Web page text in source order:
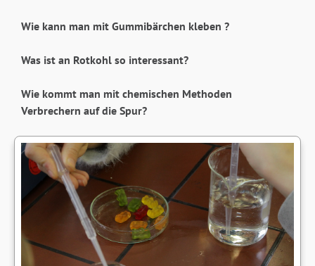
Wie kann man mit Gummibärchen kleben ?
Was ist an Rotkohl so interessant?
Wie kommt man mit chemischen Methoden
Verbrechern auf die Spur?